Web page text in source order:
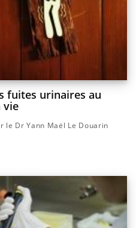
fuites urinaires au
vie
le Dr Yann Maël Le Douarin